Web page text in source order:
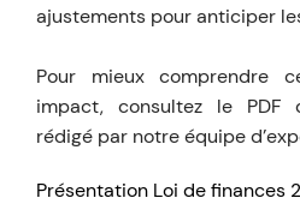
ajustements pour anticiper
Pour mieux comprendre
impact, consultez le PDF
rédigé par notre équipe
Présentation Loi de finances